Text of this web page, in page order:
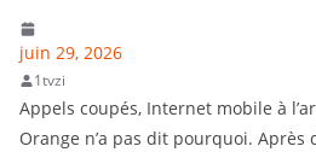
juin 29, 2026
1tvzi
Appels coupés, Internet mobile à
Orange n’a pas dit pourquoi.